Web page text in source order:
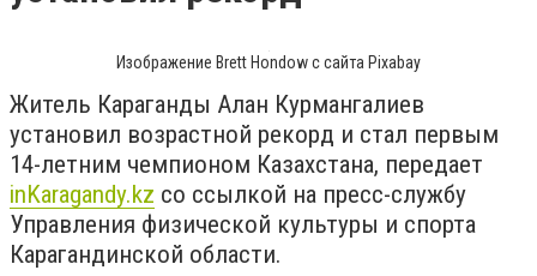
Изображение Brett Hondow с сайта Pixabay
Житель Караганды Алан Курмангалиев
установил возрастной рекорд и стал первым
14-летним чемпионом Казахстана, передает
inKaragandy.kz со ссылкой на пресс-службу
Управления физической культуры и спорта
Карагандинской области.